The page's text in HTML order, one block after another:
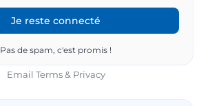
Pas de spam, c'est promis !
Email Terms& Privacy